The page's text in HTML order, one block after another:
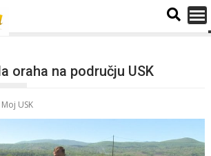
oraha na području USK
Moj USK